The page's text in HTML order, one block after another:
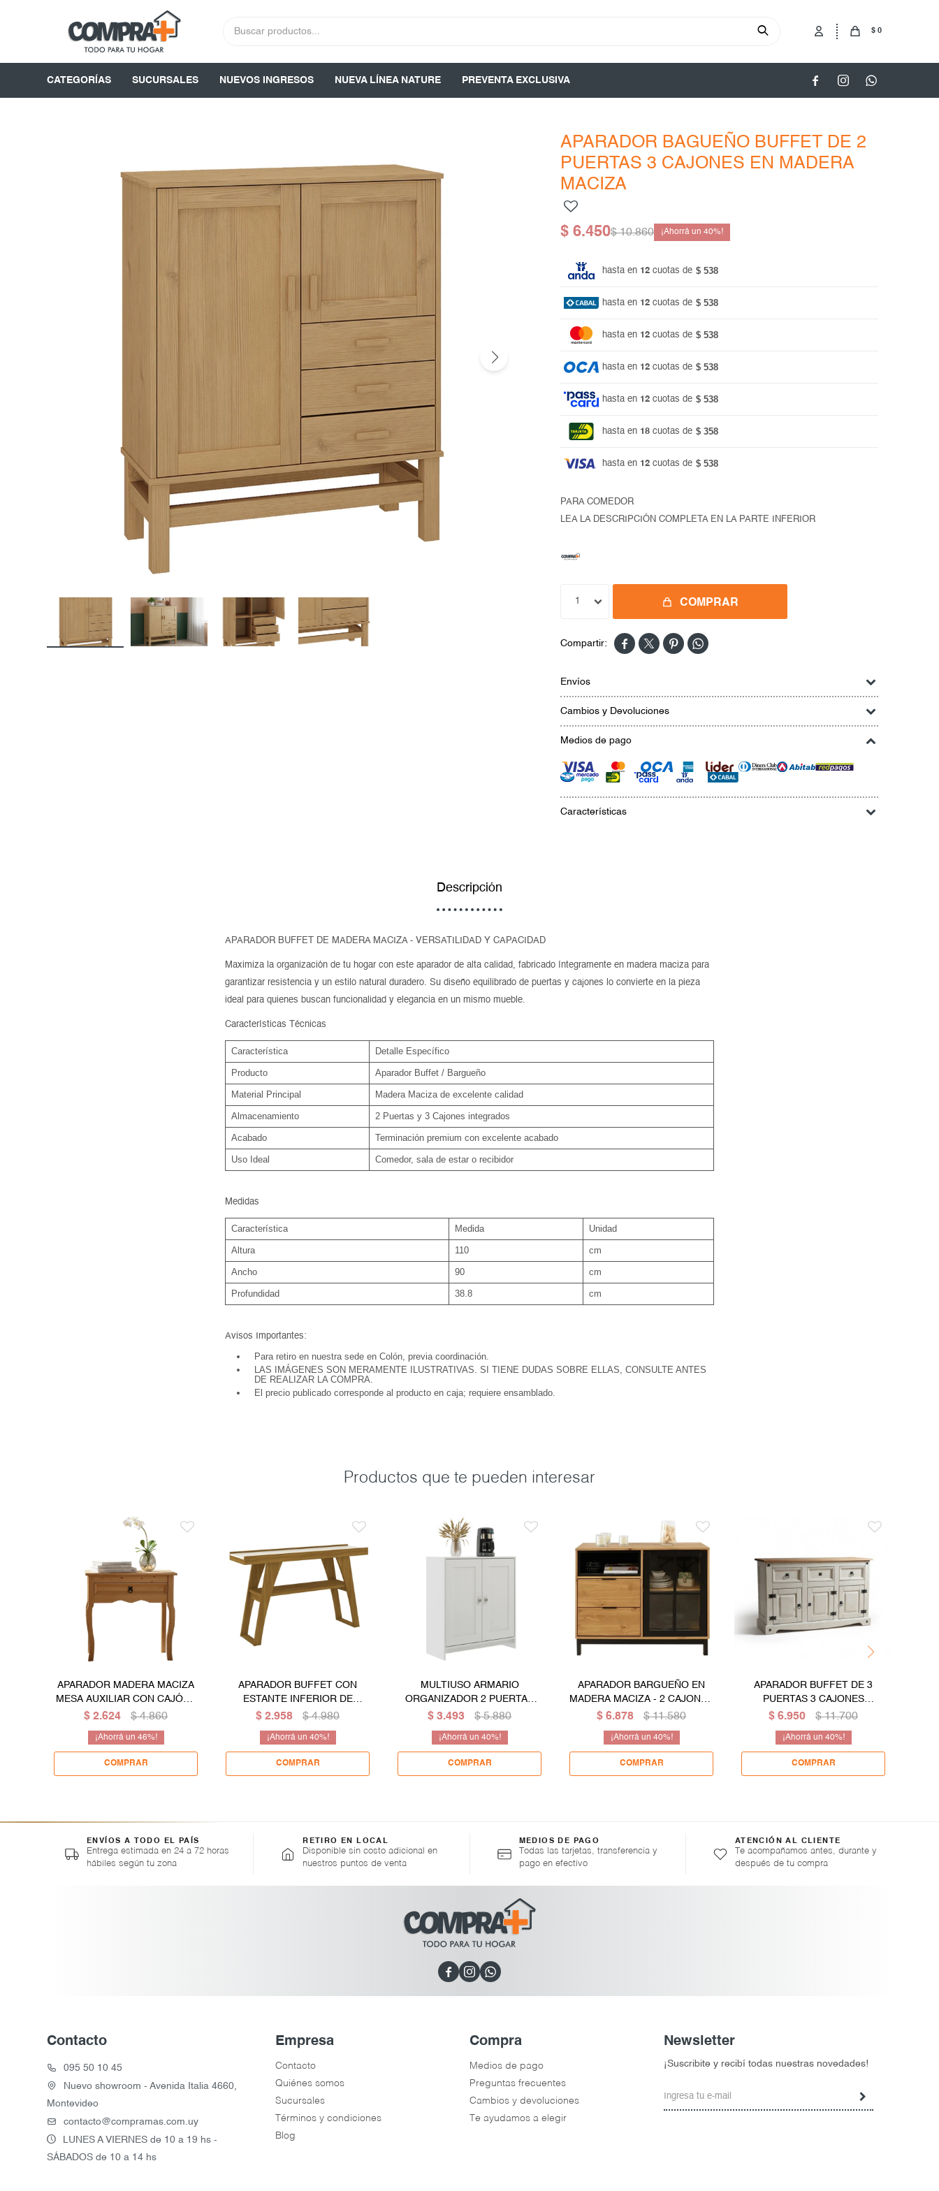
CATEGORÍAS SUCURSALES NUEVOS INGRESOS NUEVA LÍNEA NATURE PREVENTA EXCLUSIVA
$ 0
  
APARADOR BAGUEÑO BUFFET DE 2
PUERTAS 3 CAJONES EN MADERA
MACIZA
$ 6.450$ 10.860 40
hasta en 12 cuotas de $ 538
hasta en 12 cuotas de $ 538
hasta en 12 cuotas de $ 538
hasta en 12 cuotas de $ 538
hasta en 12 cuotas de $ 538
hasta en 18 cuotas de $ 358
hasta en 12 cuotas de $ 538
PARA COMEDOR
LEA LA DESCRIPCIÓN COMPLETA EN LA PARTE INFERIOR
1 COMPRAR
   
Envíos
Cambios y Devoluciones
Medios de pago
Características
Descripción
APARADOR BUFFET DE MADERA MACIZA - VERSATILIDAD Y CAPACIDAD
Maximiza la organización de tu hogar con este aparador de alta calidad, fabricado íntegramente en madera maciza para
garantizar resistencia y un estilo natural duradero. Su diseño equilibrado de puertas y cajones lo convierte en la pieza
ideal para quienes buscan funcionalidad y elegancia en un mismo mueble.
Características Técnicas
Característica Detalle Específico
Producto Aparador Buffet / Bargueño
Material Principal Madera Maciza de excelente calidad
Almacenamiento 2 Puertas y 3 Cajones integrados
Acabado Terminación premium con excelente acabado
Uso Ideal Comedor, sala de estar o recibidor
Medidas
Característica Medida Unidad
Altura 110 cm
Ancho 90 cm
Profundidad 38.8 cm
Avisos Importantes:
Para retiro en nuestra sede en Colón, previa coordinación.
LAS IMÁGENES SON MERAMENTE ILUSTRATIVAS. SI TIENE DUDAS SOBRE ELLAS, CONSULTE ANTES
DE REALIZAR LA COMPRA.
El precio publicado corresponde al producto en caja; requiere ensamblado.
Productos que te pueden interesar
APARADOR MADERA MACIZA
MESA AUXILIAR CON CAJÓN -
MADERA
$ 2.624 $ 4.860
46
APARADOR BUFFET CON
ESTANTE INFERIOR DE
CALIDAD PREMIUN
$ 2.958 $ 4.980
40
MULTIUSO ARMARIO
ORGANIZADOR 2 PUERTAS
BLANCO
$ 3.493 $ 5.880
40
APARADOR BARGUEÑO EN
MADERA MACIZA - 2 CAJONES
- PUERTA EN VIDRIO
$ 6.878 $ 11.580
40
APARADOR BUFFET DE 3
PUERTAS 3 CAJONES
MADERA MACIZA LÍNEA
$ 6.950 $ 11.700
40
ENVÍOS A TODO EL PAÍS
Entrega estimada en 24 a 72 horas
hábiles según tu zona
RETIRO EN LOCAL
Disponible sin costo adicional en
nuestros puntos de venta
MEDIOS DE PAGO
Todas las tarjetas, transferencia y
pago en efectivo
ATENCIÓN AL CLIENTE
Te acompañamos antes, durante y
después de tu compra
  
Contacto
095 50 10 45
Nuevo showroom - Avenida Italia 4660,
Montevideo
contacto@compramas.com.uy
LUNES A VIERNES de 10 a 19 hs -
SÁBADOS de 10 a 14 hs
Empresa
Contacto
Quiénes somos
Sucursales
Términos y condiciones
Blog
Compra
Medios de pago
Preguntas frecuentes
Cambios y devoluciones
Te ayudamos a elegir
Newsletter
¡Suscribite y recibí todas nuestras novedades!